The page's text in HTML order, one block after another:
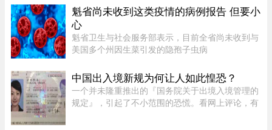
右，巡警发现涉事车辆并示意停车，但车辆迅速加
速逃离，警方并未展开追逐。不 ...
魁省尚未收到这类疫情的病例报告 但要小
心
魁省卫生与社会服务部表示，目前全省尚未收到与
美国多个州因生菜引发的隐孢子虫病
报告。这种由寄生虫引起的感染主要通过受污染的
食物或水传播，会导致水样腹泻、胃痉挛 ...
中国出入境新规为何让人如此惶恐？
一个并未隆重推出的『国务院关于出境入境管理的
规定』，引起了不小范围的恐慌。看网上评论，有